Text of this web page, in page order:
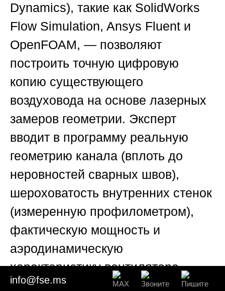
Dynamics), такие как SolidWorks
Flow Simulation, Ansys Fluent и
OpenFOAM, — позволяют
построить точную цифровую
копию существующего
воздуховода на основе лазерных
замеров геометрии. Эксперт
вводит в программу реальную
геометрию канала (вплоть до
неровностей сварных швов),
шероховатость внутренних стенок
(измеренную профилометром),
фактическую мощность и
аэродинамическую
характеристику вентилятора
(снятую на стенде).
info@fse.ms